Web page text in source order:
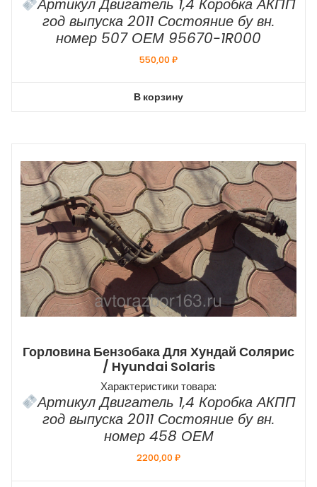
Артикул Двигатель 1,4 Коробка АКПП
год выпуска 2011 Состояние бу вн.
номер 507 ОЕМ 95670-1R000
550,00₽
В корзину
Горловина Бензобака Для Хундай Солярис
/ Hyundai Solaris
Характеристики товара:
Артикул Двигатель 1,4 Коробка АКПП
год выпуска 2011 Состояние бу вн.
номер 458 ОЕМ
2200,00₽